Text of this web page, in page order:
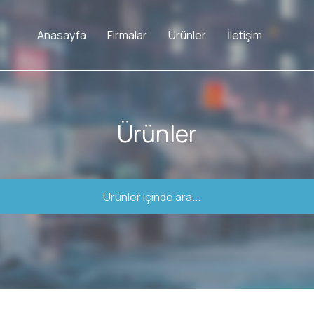
Anasayfa Firmalar Ürünler İletişim
Ürünler